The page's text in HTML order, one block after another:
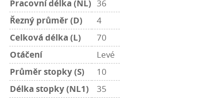
Pracovní délka (NL) 36
Řezný průměr (D)
4
Celková délka (L)
70
Otáčení
Levé
Průměr stopky (S)
10
Délka stopky (NL1)
35